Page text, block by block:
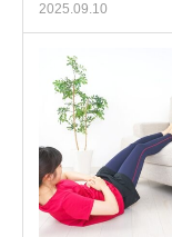
2025.09.10